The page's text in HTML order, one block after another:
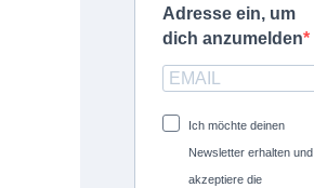
Adresse ein, um
dich anzumelden
Ich möchte deinen
Newsletter erhalten und
akzeptiere die